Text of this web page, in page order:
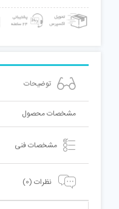
توضیحات
مشخصات محصول
مشخصات فنی
نظرات (0)